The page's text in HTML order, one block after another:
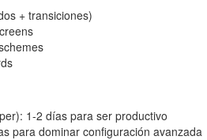
+ transiciones)
1-2 días para ser productivo
para dominar configuración avanzada